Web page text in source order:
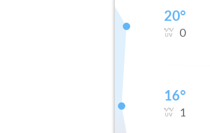
20°
0
16°
1